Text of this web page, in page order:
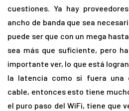
cuestiones. Ya hay
ancho de banda que sea
puede ser que con un mega
sea más que suficiente, pero
importante ver, lo que está
la latencia como si fuera una
cable, entonces esto tiene
el puro paso del WiFi, tiene que